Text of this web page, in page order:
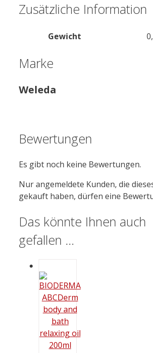
Zusätzliche Information
Gewicht
Marke
Weleda
Bewertungen
Es gibt noch keine Bewertungen.
Nur angemeldete Kunden, die
gekauft haben, dürfen eine
Das könnte Ihnen auch
gefallen …